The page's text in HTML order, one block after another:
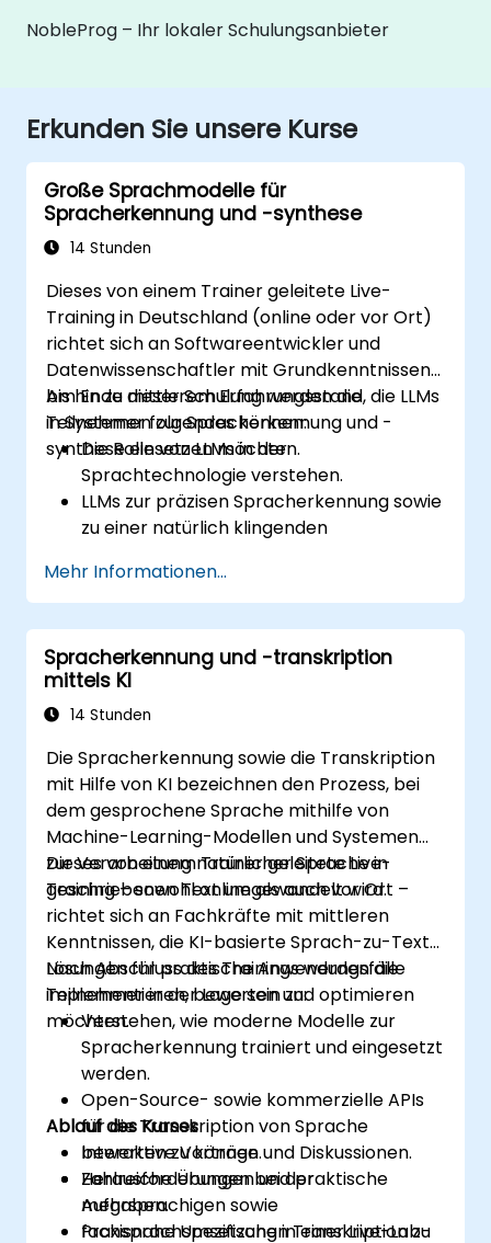
NobleProg – Ihr lokaler Schulungsanbieter
Erkunden Sie unsere Kurse
Große Sprachmodelle für
Spracherkennung und -synthese
14 Stunden
Dieses von einem Trainer geleitete Live-
Training in Deutschland (online oder vor Ort)
richtet sich an Softwareentwickler und
Datenwissenschaftler mit Grundkenntnissen
bis hin zu mittlerem Erfahrungsstand, die LLMs
in Systemen zur Spracherkennung und -
synthese einsetzen möchten.
Am Ende dieser Schulung werden die
Teilnehmer folgendes können:
Die Rolle von LLMs in der
Sprachtechnologie verstehen.
LLMs zur präzisen Spracherkennung sowie
zu einer natürlich klingenden
LLMs mit Spracherkennungs-Engines und
Sprachsynthesizern integrieren.
Die Leistungsfähigkeit von
Sprachsystemen mithilfe von LLMs
bewerten und verbessern.
Sich über aktuelle Entwicklungen und
Sprachtechnologie informieren.
Mehr Informationen...
Spracherkennung und -transkription
mittels KI
14 Stunden
Die Spracherkennung sowie die Transkription
mit Hilfe von KI bezeichnen den Prozess, bei
dem gesprochene Sprache mithilfe von
Machine-Learning-Modellen und Systemen
zur Verarbeitung natürlicher Sprache in
geschriebenen Text umgewandelt wird.
Dieses von einem Trainer geleitete Live-
Training – sowohl online als auch vor Ort –
richtet sich an Fachkräfte mit mittleren
Kenntnissen, die KI-basierte Sprach-zu-Text-
Lösungen für praktische Anwendungsfälle
implementieren, bewerten und optimieren
möchten.
Nach Abschluss des Trainings werden die
Teilnehmer in der Lage sein zu:
Verstehen, wie moderne Modelle zur
Spracherkennung trainiert und eingesetzt
werden.
Open-Source- sowie kommerzielle APIs
für die Transkription von Sprache
bewerten zu können.
Herausforderungen bei der
mehrsprachigen sowie
fachsprachspezifischen Transkription zu
Ablauf des Kurses
Interaktive Vorträge und Diskussionen.
Zahlreiche Übungen und praktische
Aufgaben.
Praxisnahe Umsetzung in einer Live-Lab-